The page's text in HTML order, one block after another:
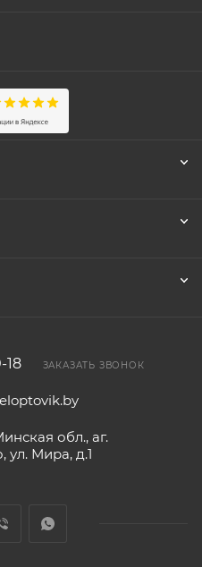
18 ЗАКАЗАТЬ ЗВОНОК
обл., аг.
ул. Мира, д.1